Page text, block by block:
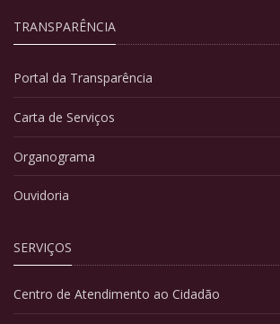
TRANSPARÊNCIA
Portal da Transparência
Carta de Serviços
Organograma
Ouvidoria
SERVIÇOS
Centro de Atendimento ao Cidadão